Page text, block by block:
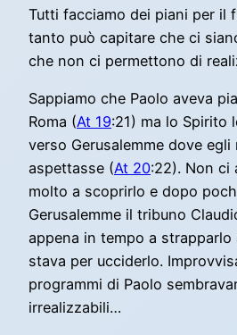
Tutti facciamo dei piani per il
tanto può capitare che ci
che non ci permettono di
Sappiamo che Paolo aveva
Roma (At 19:21) ma lo Spirito
verso Gerusalemme dove
aspettasse (At 20:22). Non ci
molto a scoprirlo e dopo
Gerusalemme il tribuno
appena in tempo a strapparlo
stava per ucciderlo.
programmi di Paolo
irrealizzabili…